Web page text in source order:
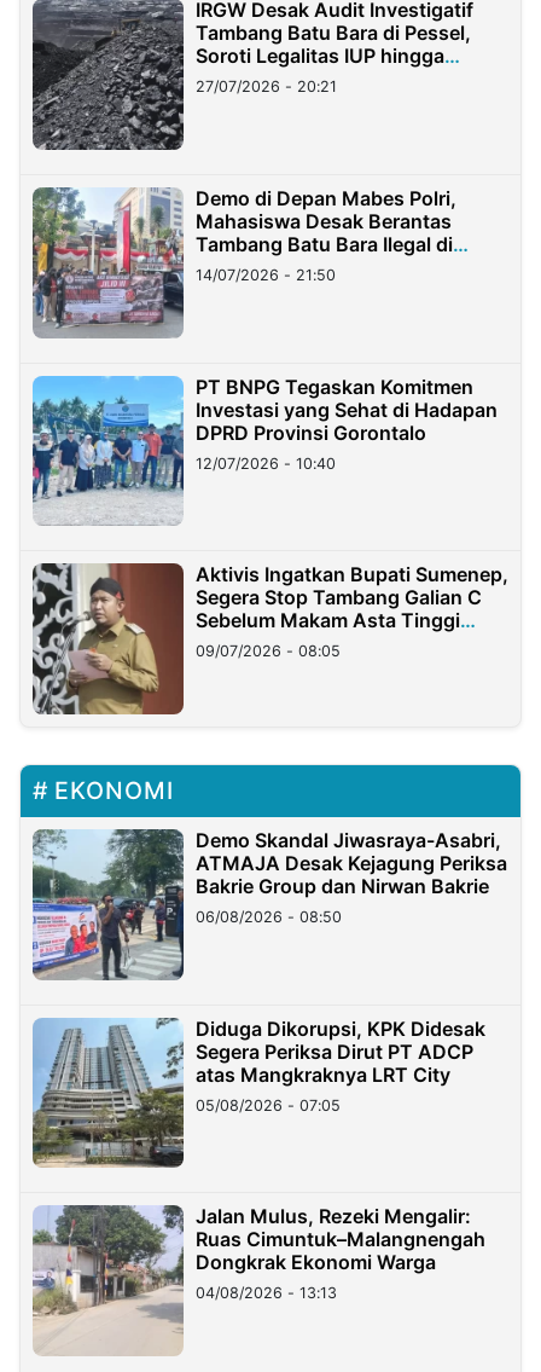
IRGW Desak Audit Investigatif
Tambang Batu Bara di Pessel,
Soroti Legalitas IUP hingga
Stockpile
27/07/2026 - 20:21
Demo di Depan Mabes Polri,
Mahasiswa Desak Berantas
Tambang Batu Bara Ilegal di
Lampung
14/07/2026 - 21:50
PT BNPG Tegaskan Komitmen
Investasi yang Sehat di Hadapan
DPRD Provinsi Gorontalo
12/07/2026 - 10:40
Aktivis Ingatkan Bupati Sumenep,
Segera Stop Tambang Galian C
Sebelum Makam Asta Tinggi
Longsor
09/07/2026 - 08:05
EKONOMI
Demo Skandal Jiwasraya-Asabri,
ATMAJA Desak Kejagung Periksa
Bakrie Group dan Nirwan Bakrie
06/08/2026 - 08:50
Diduga Dikorupsi, KPK Didesak
Segera Periksa Dirut PT ADCP
atas Mangkraknya LRT City
05/08/2026 - 07:05
Jalan Mulus, Rezeki Mengalir:
Ruas Cimuntuk–Malangnengah
Dongkrak Ekonomi Warga
04/08/2026 - 13:13